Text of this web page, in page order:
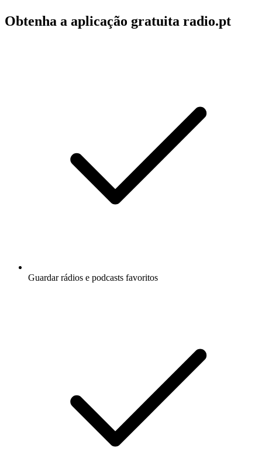
Obtenha a aplicação gratuita radio.pt
Guardar rádios e podcasts favoritos